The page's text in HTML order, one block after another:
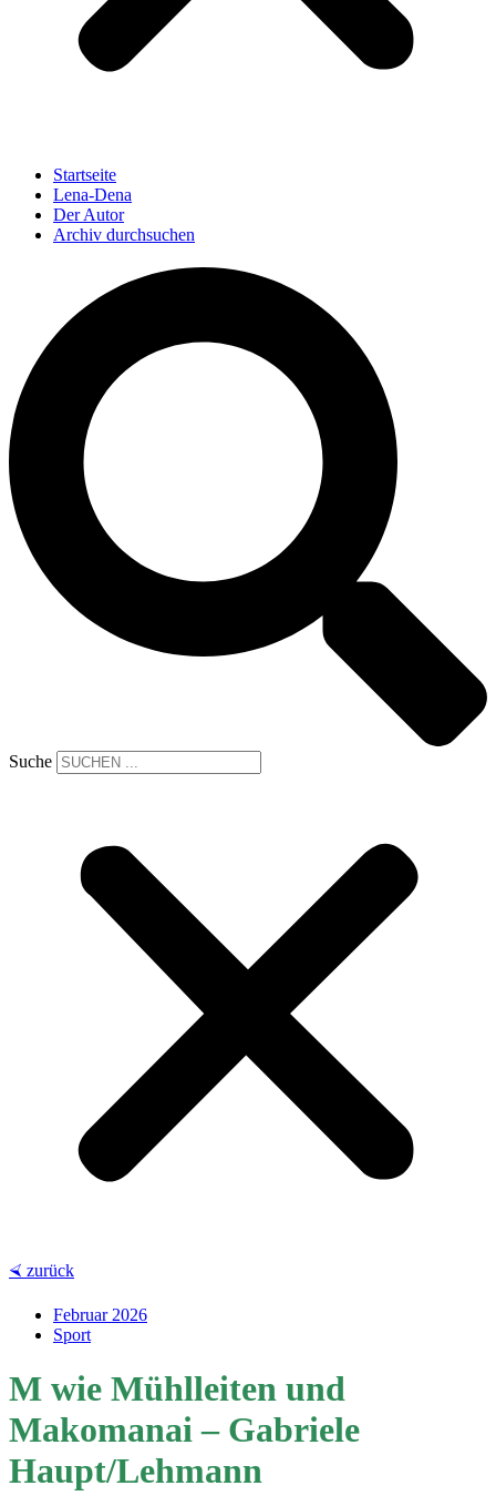
Startseite
Lena-Dena
Der Autor
Archiv durchsuchen
Suche
⮘ zurück
Februar 2026
Sport
M wie Mühlleiten und
Makomanai – Gabriele
Haupt/Lehmann